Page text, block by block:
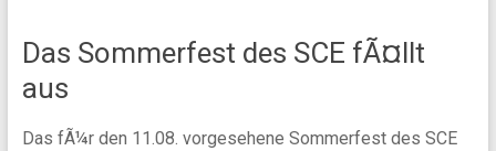
Das Sommerfest des SCE fÃ¤llt
aus
Das fÃ¼r den 11.08. vorgesehene Sommerfest des SCE